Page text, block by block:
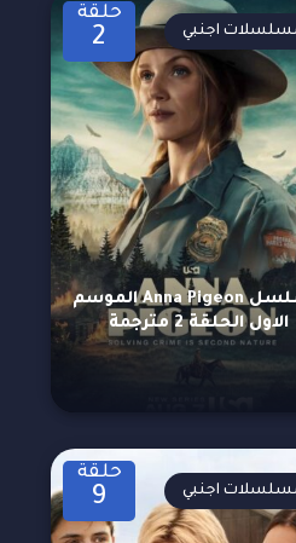
حلقة
2
مسلسل Anna Pigeon الموسم
الاول الحلقة 2 مترجمة
اجنبي
حلقة
9 اجنبي